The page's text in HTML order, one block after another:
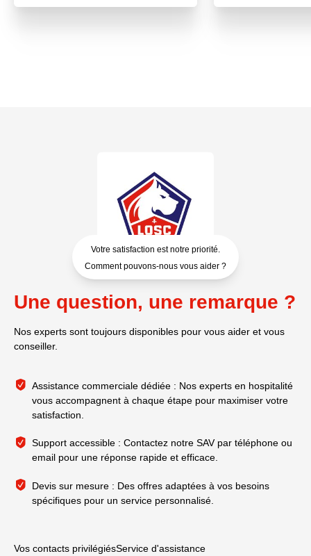
Votre satisfaction est notre priorité.
Comment pouvons-nous vous aider ?
Une question, une remarque ?
Nos experts sont toujours disponibles pour vous aider et vous
conseiller.
Assistance commerciale dédiée : Nos experts en hospitalité
vous accompagnent à chaque étape pour maximiser votre
satisfaction.
Support accessible : Contactez notre SAV par téléphone ou
email pour une réponse rapide et efficace.
Devis sur mesure : Des offres adaptées à vos besoins
spécifiques pour un service personnalisé.
Vos contacts privilégiésService d'assistance